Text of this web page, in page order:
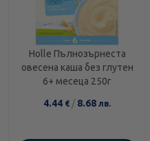
Holle Пълнозърнеста
овесена каша без глутен
6+ месеца 250г
4.44 € / 8.68 лв.